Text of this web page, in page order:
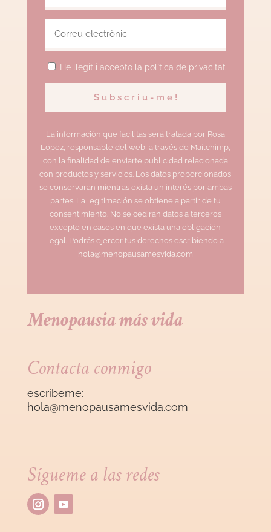
He llegit i accepto la política de privacitat
La información que facilitas será tratada por Rosa
López, responsable del web, a través de Mailchimp,
con la finalidad de enviarte publicidad relacionada
con productos y servicios. Los datos proporcionados
se conservaran mientras exista un interés por ambas
partes. La legitimación se obtiene a partir de tu
consentimiento. No se cediran datos a terceros
excepto en casos en que exista una obligación
legal. Podrás ejercer tus derechos escribiendo a
hola@menopausamesvida.com
Menopausia más vida
Contacta conmigo
escríbeme:
hola@menopausamesvida.com
Sígueme a las redes